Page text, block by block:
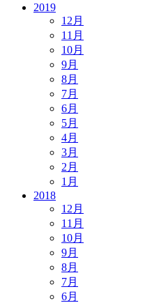
2019
12月
11月
10月
9月
8月
7月
6月
5月
4月
3月
2月
1月
2018
12月
11月
10月
9月
8月
7月
6月